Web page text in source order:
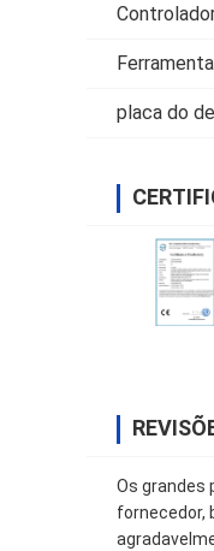
placa do
Os grandes
fornecedor,